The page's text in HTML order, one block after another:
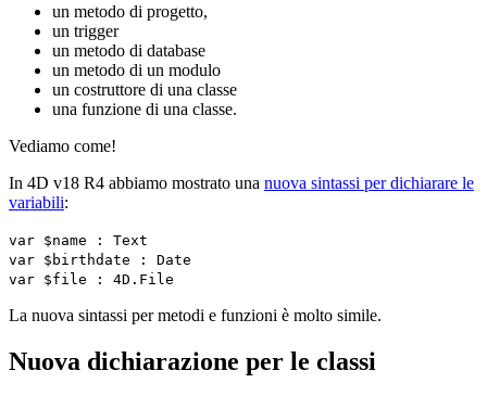
un metodo di progetto,
un trigger
un metodo di database
un metodo di un modulo
un costruttore di una classe
una funzione di una classe.
Vediamo come!
In 4D v18 R4 abbiamo mostrato una nuova sintassi per dichiarare le
variabili:
var $name : Text
var $birthdate : Date
var $file : 4D . File
La nuova sintassi per metodi e funzioni è molto simile.
Nuova dichiarazione per le classi